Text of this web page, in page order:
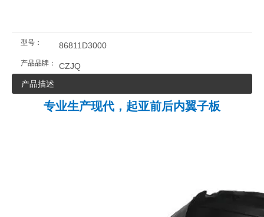
型号： 86811D3000
产品品牌：
CZJQ
产品描述
专业生产现代，起亚前后内翼子板